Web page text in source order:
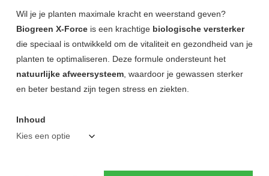
tot
€529,99
Wil je je planten maximale kracht en weerstand geven?
Biogreen X-Forceis een krachtige biologische versterker
die speciaal is ontwikkeld om de vitaliteit en gezondheid van je
planten te optimaliseren. Deze formule ondersteunt het
natuurlijke afweersysteem, waardoor je gewassen sterker
en beter bestand zijn tegen stress en ziekten.
Inhoud